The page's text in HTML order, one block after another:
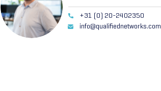
+31 (0) 20-2402350
info@qualifiednetworks.com